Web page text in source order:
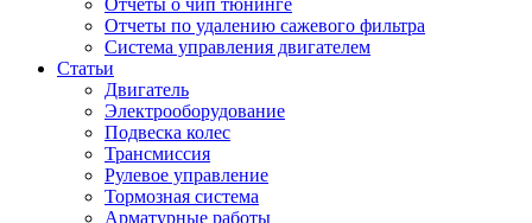
Отчеты о чип тюнинге
Отчеты по удалению сажевого фильтра
Система управления двигателем
Статьи
Двигатель
Электрооборудование
Подвеска колес
Трансмиссия
Рулевое управление
Тормозная система
Арматурные работы